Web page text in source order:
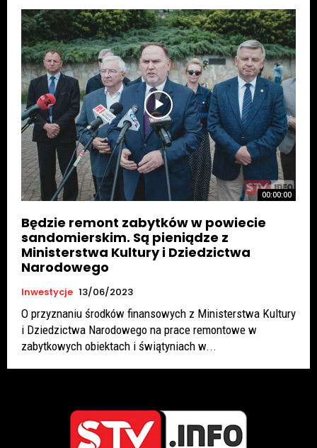
00:00:00
Będzie remont zabytków w powiecie
sandomierskim. Są pieniądze z
Ministerstwa Kultury i Dziedzictwa
Narodowego
Inwestycje 13/06/2023
O przyznaniu środków finansowych z Ministerstwa Kultury
i Dziedzictwa Narodowego na prace remontowe w
zabytkowych obiektach i świątyniach w...